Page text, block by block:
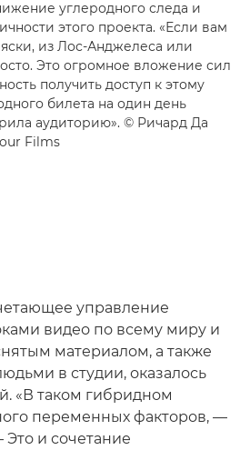
углеродного следа и
этого проекта. «Если вам
из Лос-Анджелеса или
Это огромное вложение сил
получить доступ к этому
билета на один день
аудиторию». © Ричард Да
Films
управление
видео по всему миру и
материалом, а также
в студии, оказалось
«В таком гибридном
переменных факторов, —
и сочетание